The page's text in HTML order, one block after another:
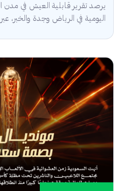
اليومية في الرياض وجدة والخبر،